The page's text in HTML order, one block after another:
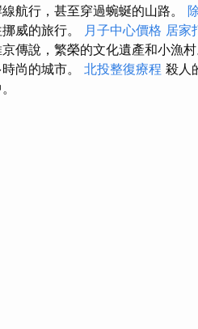
航行，甚至穿過蜿蜒的山路。
威的旅行。
月子中心價格 居家
傳說，繁榮的文化遺產和小漁村
尚的城市。 北投整復療程 殺人